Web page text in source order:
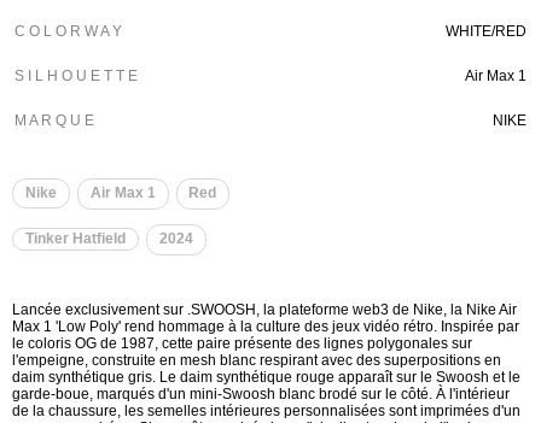
C O L O R W A Y WHITE/RED
S I L H O U E T T E Air Max 1
M A R Q U E NIKE
Nike Air Max 1 Red
Tinker Hatfield 2024
Lancée exclusivement sur .SWOOSH, la plateforme web3 de Nike, la Nike Air
Max 1 'Low Poly' rend hommage à la culture des jeux vidéo rétro. Inspirée par
le coloris OG de 1987, cette paire présente des lignes polygonales sur
l'empeigne, construite en mesh blanc respirant avec des superpositions en
daim synthétique gris. Le daim synthétique rouge apparaît sur le Swoosh et le
garde-boue, marqués d'un mini-Swoosh blanc brodé sur le côté. À l'intérieur
de la chaussure, les semelles intérieures personnalisées sont imprimées d'un